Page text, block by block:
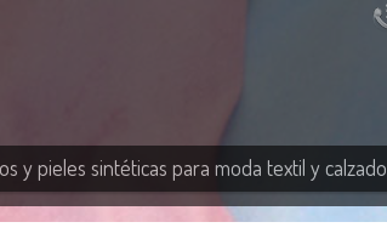
y pieles sintéticas para moda textil y calzado